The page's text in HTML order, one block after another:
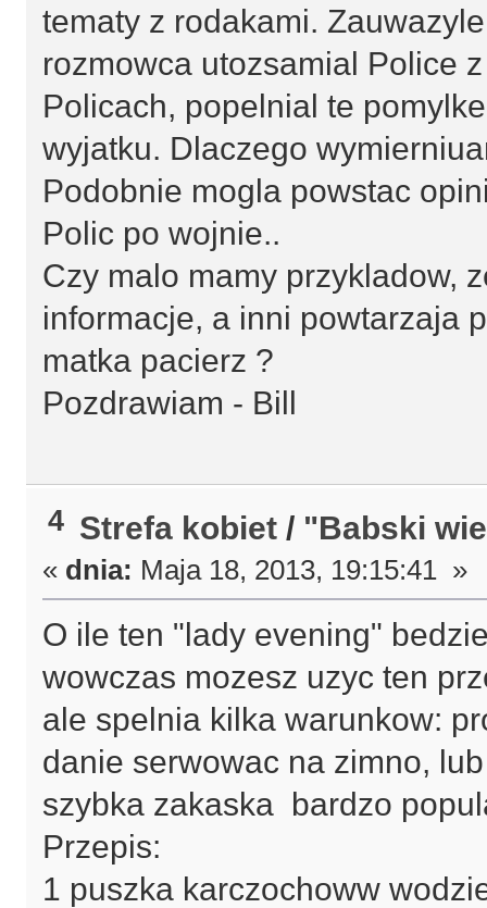
tematy z rodakami.
rozmowca utozsamial Police
Policach, popelnial te
wyjatku. Dlaczego
Podobnie mogla powstac
Polic po wojnie..
Czy malo mamy przykladow,
informacje, a inni powtarzaja
matka pacierz ?
Pozdrawiam - Bill
4 Strefa kobiet / "Babski
« dnia: Maja 18, 2013, 19:15:41 »
O ile ten "lady evening"
wowczas mozesz uzyc ten
ale spelnia kilka warunkow:
danie serwowac na zimno,
szybka zakaska bardzo
Przepis:
1 puszka karczochoww